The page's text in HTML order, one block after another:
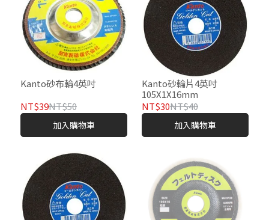
Kanto砂布輪4英吋
NT$39NT$50
加入購物車
Kanto砂輪片4英吋
105X1X16mm
NT$30NT$40
加入購物車